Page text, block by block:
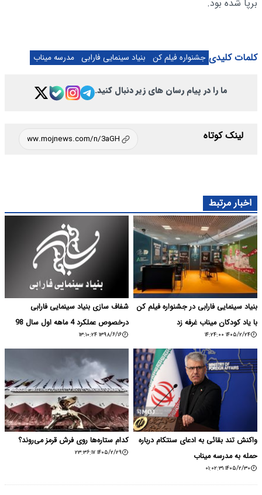
برپا شده بود.
کلمات کلیدی جشنواره فیلم کن بنیاد سینمایی فارابی مدرسه میناب
ما را در پیام رسان های زیر دنبال کنید.
لینک کوتاه
اخبار مرتبط
بنیاد سینمایی فارابی در جشنواره فیلم کن
با یاد کودکان میناب غرفه زد
۱۴۰۵/۲/۲۴ ۱۴:۲۴:۰۰
شفاف سازی بنیاد سینمایی فارابی
درخصوص عملکرد 4 ماهه اول سال 98
۱۳۹۸/۶/۱۶ ۱۳:۱۰:۲۴
واکنش تند بقائی به ادعای سنتکام درباره
حمله به مدرسه میناب
۱۴۰۵/۲/۳۰ ۰۱:۰۲:۳۱
کدام ستاره‌ها روی فرش قرمز می‌روند؟
۱۴۰۵/۲/۲۹ ۲۳:۳۶:۱۷